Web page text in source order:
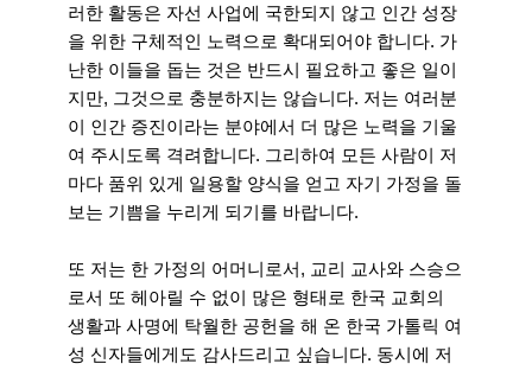
러한 활동은 자선 사업에 국한되지 않고 인간 성장
을 위한 구체적인 노력으로 확대되어야 합니다. 가
난한 이들을 돕는 것은 반드시 필요하고 좋은 일이
지만, 그것으로 충분하지는 않습니다. 저는 여러분
이 인간 증진이라는 분야에서 더 많은 노력을 기울
여 주시도록 격려합니다. 그리하여 모든 사람이 저
마다 품위 있게 일용할 양식을 얻고 자기 가정을 돌
보는 기쁨을 누리게 되기를 바랍니다.
또 저는 한 가정의 어머니로서, 교리 교사와 스승으
로서 또 헤아릴 수 없이 많은 형태로 한국 교회의
생활과 사명에 탁월한 공헌을 해 온 한국 가톨릭 여
성 신자들에게도 감사드리고 싶습니다. 동시에 저